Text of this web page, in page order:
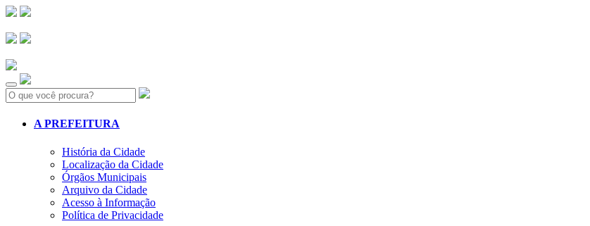
Search:
A PREFEITURA
História da Cidade
Localização da Cidade
Órgãos Municipais
Arquivo da Cidade
Acesso à Informação
Política de Privacidade